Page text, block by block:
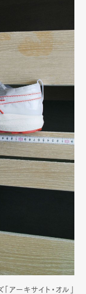
ーキサイト・オル」